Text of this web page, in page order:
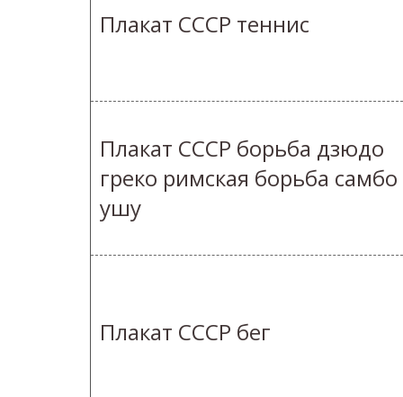
Плакат СССР теннис
Плакат СССР борьба дзюдо
греко римская борьба самбо
ушу
Плакат СССР бег